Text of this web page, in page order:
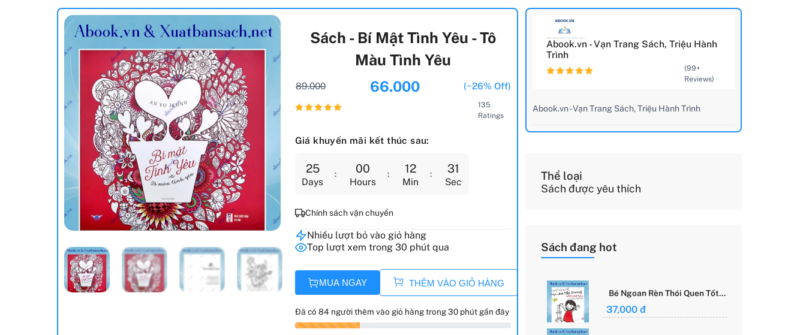
Sách - Bí Mật Tình Yêu - Tô
Màu Tình Yêu
89.000 66.000 (~26% Off)
135
Ratings
Giá khuyến mãi kết thúc sau:
25
Days
00
Hours
12
Min
30
Sec
Chính sách vận chuyển
Nhiều lượt bỏ vào giỏ hàng
Top lượt xem trong 30 phút qua
MUA NGAY THÊM VÀO GIỎ HÀNG
Đã có 84 người thêm vào giỏ hàng trong 30 phút gần đây
Abook.vn - Vạn Trang Sách, Triệu Hành
Trình
(99+
Reviews)
Abook.vn - Vạn Trang Sách, Triệu Hành Trình
Thể loại
Sách được yêu thích
Sách đang hot
Bé Ngoan Rèn Thói Quen Tốt -
37,000 đ